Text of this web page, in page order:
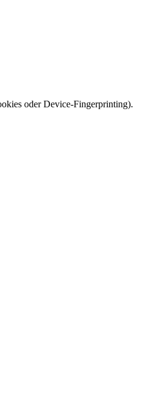
oder Device-Fingerprinting).